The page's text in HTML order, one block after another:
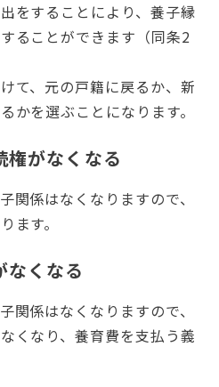
をすることにより、養子縁
ることができます（同条2
て、元の戸籍に戻るか、新
かを選ぶことになります。
権がなくなる
関係はなくなりますので、
ます。
なくなる
関係はなくなりますので、
くなり、養育費を支払う義